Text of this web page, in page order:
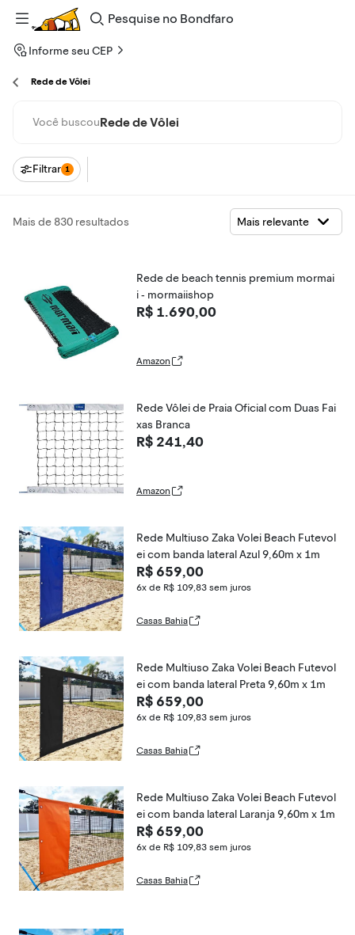
Pesquise
Bondfaro
Informe seu CEP
Rede de Vôlei
Você buscouRede de Vôlei
Filtrar 1
Mais de 830 resultados
Rede de beach tennis premium mormai
i - mormaiishop
R$ 1.690,00
Amazon
Rede Vôlei de Praia Oficial com Duas Fai
xas Branca
R$ 241,40
Amazon
Rede Multiuso Zaka Volei Beach Futevol
ei com banda lateral Azul 9,60m x 1m
R$ 659,00
6x de R$ 109,83 sem juros
Casas Bahia
Rede Multiuso Zaka Volei Beach Futevol
ei com banda lateral Preta 9,60m x 1m
R$ 659,00
6x de R$ 109,83 sem juros
Casas Bahia
Rede Multiuso Zaka Volei Beach Futevol
ei com banda lateral Laranja 9,60m x 1m
R$ 659,00
6x de R$ 109,83 sem juros
Casas Bahia